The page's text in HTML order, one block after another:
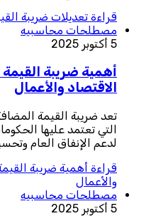
قراءة تعديلات ضريبة
مصطلحات محاسبيه
5 أكتوبر 2025
أهمية ضريبة القيمة
الاقتصاد والأعمال
التي تعتمد عليها
لدعم الإنفاق العام
قراءة أهمية ضريبة
والأعمال
مصطلحات محاسبيه
5 أكتوبر 2025